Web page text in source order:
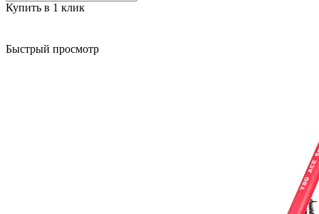
Купить в 1 клик
Быстрый просмотр